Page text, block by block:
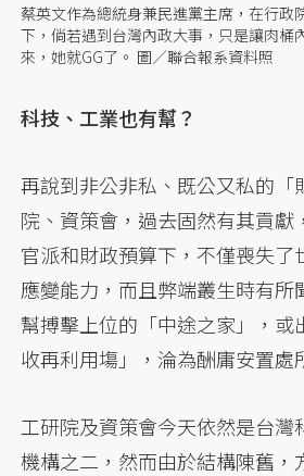
蔡英文作為總統身兼民進黨主席，在行政
下，倘若遇到台灣內政大事，只是讓肉桶
來，她就GG了。 圖／聯合報系資料照
科技、工業也有幫？
再說到非公非私、既公又私的「
院、資策會，過去固然有其貢獻
官派和財政預算下，不僅喪失了
應變能力，而且弊端叢生時有所
幫搏擊上位的「中途之家」，或
收再利用塲」，淪為酬庸安置處
工研院及資策會今天依然是台灣
機構之二，然而由於結構陳舊，